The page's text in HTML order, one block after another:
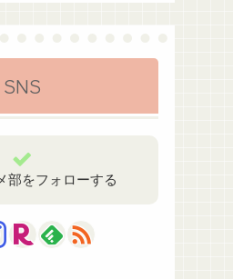
SNS
部をフォローする